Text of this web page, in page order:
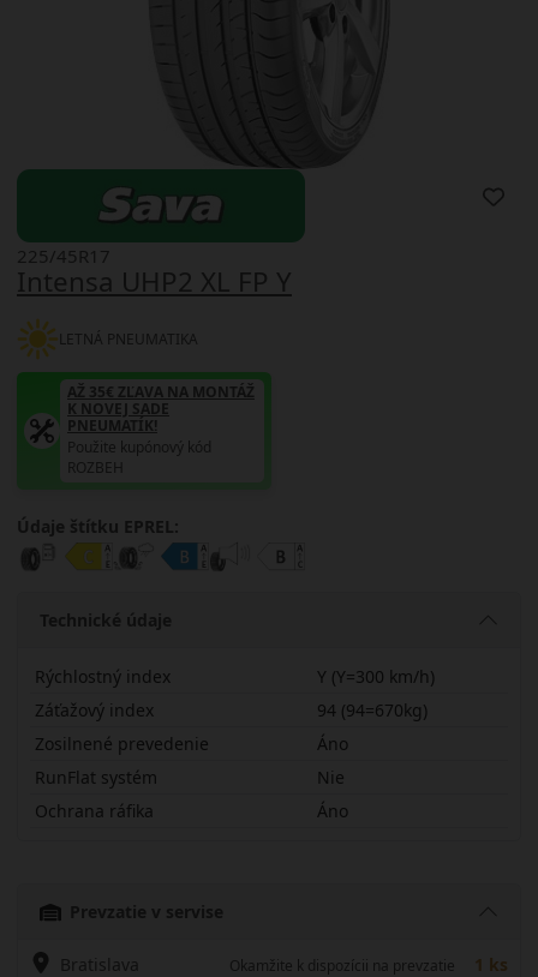
Intensa UHP2 XL FP Y
225/45R17
LETNÁ PNEUMATIKA
AŽ 35€ ZĽAVA NA MONTÁŽ
K NOVEJ SADE
PNEUMATÍK!
Použite kupónový kód
ROZBEH
Údaje štítku EPREL:
Technické údaje
Rýchlostný index
Y (Y=300 km/h)
Záťažový index
94 (94=670kg)
Zosilnené prevedenie
Áno
RunFlat systém
Nie
Ochrana ráfika
Áno
Prevzatie v servise
Bratislava Okamžite k dispozícii na prevzatie 1 ks